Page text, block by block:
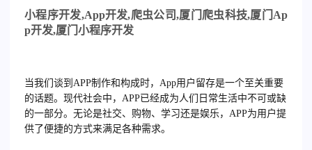
小程序开发,App开发,爬虫公司,厦门爬虫科技,厦门 Ap
p开发,厦门小程序开发
当我们谈到APP制作和构成时，App用户留存是一个至关重要
的话题。现代社会中，APP已经成为人们日常生活中不可或缺
的一部分。无论是社交、购物、学习还是娱乐，APP为用户提
供了便捷的方式来满足各种需求。